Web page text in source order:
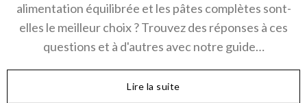
alimentation équilibrée et les pâtes complètes sont-
elles le meilleur choix ? Trouvez des réponses à ces
questions et à d'autres avec notre guide…
Lire la suite